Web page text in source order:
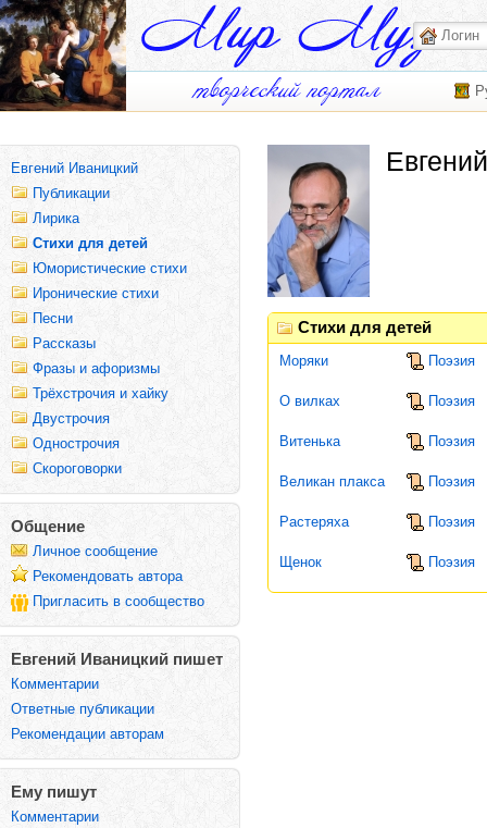
Евгений Иваницкий
Публикации
Лирика
Стихи для детей
Юмористические стихи
Иронические стихи
Песни
Рассказы
Фразы и афоризмы
Трёхстрочия и хайку
Двустрочия
Однострочия
Скороговорки
Общение
Личное сообщение
Рекомендовать автора
Пригласить в сообщество
Евгений Иваницкий пишет
Комментарии
Ответные публикации
Рекомендации авторам
Ему пишут
Комментарии
Стихи для детей
Моряки Поэзия
О вилках Поэзия
Витенька Поэзия
Великан плакса Поэзия
Растеряха Поэзия
Щенок Поэзия